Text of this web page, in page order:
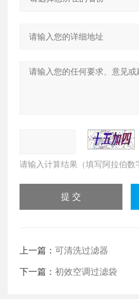
请输入计算结果（填写阿拉伯数
上一篇：可清洗过滤器
下一篇：初效空调过滤袋